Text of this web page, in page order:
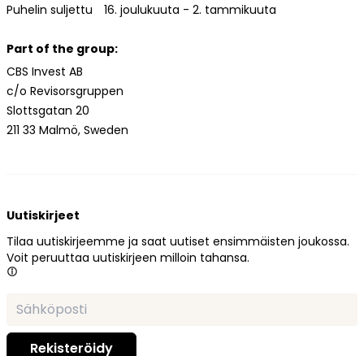
Puhelin suljettu
16. joulukuuta - 2. tammikuuta
Part of the group:
CBS Invest AB
c/o Revisorsgruppen
Slottsgatan 20
211 33 Malmö, Sweden
Uutiskirjeet
Tilaa uutiskirjeemme ja saat uutiset ensimmäisten joukossa.
Voit peruuttaa uutiskirjeen milloin tahansa.